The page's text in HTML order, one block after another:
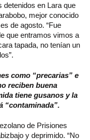
detenidos en Lara que
mejor conocido
de agosto. “Fue
que entramos vimos a
tapada, no tenían un
como “precarias” e
reciben buena
tiene gusanos y la
“contaminada”.
de Prisiones
y deprimido. “No